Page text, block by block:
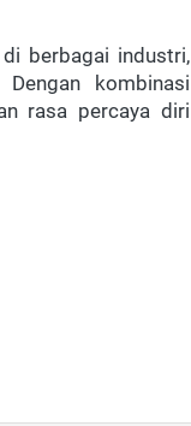
berbagai industri,
kombinasi
rasa percaya diri